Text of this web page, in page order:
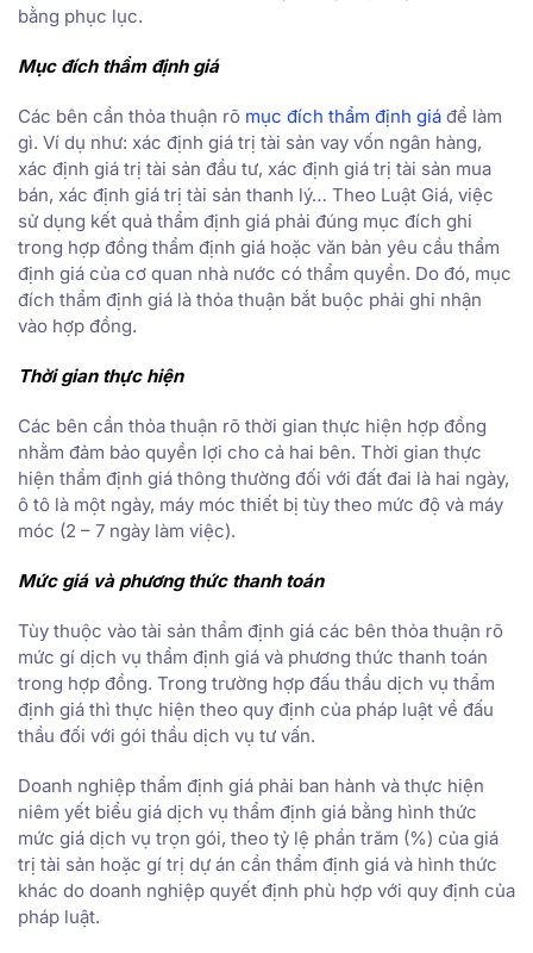
bằng phục lục.
Mục đích thẩm định giá
Các bên cần thỏa thuận rõ mục đích thẩm định giá để làm
gì. Ví dụ như: xác định giá trị tài sản vay vốn ngân hàng,
xác định giá trị tài sản đầu tư, xác định giá trị tài sản mua
bán, xác định giá trị tài sản thanh lý… Theo Luật Giá, việc
sử dụng kết quả thẩm định giá phải đúng mục đích ghi
trong hợp đồng thẩm định giá hoặc văn bản yêu cầu thẩm
định giá của cơ quan nhà nước có thẩm quyền. Do đó, mục
đích thẩm định giá là thỏa thuận bắt buộc phải ghi nhận
vào hợp đồng.
Thời gian thực hiện
Các bên cần thỏa thuận rõ thời gian thực hiện hợp đồng
nhằm đảm bảo quyền lợi cho cả hai bên. Thời gian thực
hiện thẩm định giá thông thường đối với đất đai là hai ngày,
ô tô là một ngày, máy móc thiết bị tùy theo mức độ và máy
móc (2 – 7 ngày làm việc).
Mức giá và phương thức thanh toán
Tùy thuộc vào tài sản thẩm định giá các bên thỏa thuận rõ
mức gí dịch vụ thẩm định giá và phương thức thanh toán
trong hợp đồng. Trong trường hợp đấu thầu dịch vụ thẩm
định giá thì thực hiện theo quy định của pháp luật về đấu
thầu đối với gói thầu dịch vụ tư vấn.
Doanh nghiệp thẩm định giá phải ban hành và thực hiện
niêm yết biểu giá dịch vụ thẩm định giá bằng hình thức
mức giá dịch vụ trọn gói, theo tỷ lệ phần trăm (%) của giá
trị tài sản hoặc gí trị dự án cần thẩm định giá và hình thức
khác do doanh nghiệp quyết định phù hợp với quy định của
pháp luật.